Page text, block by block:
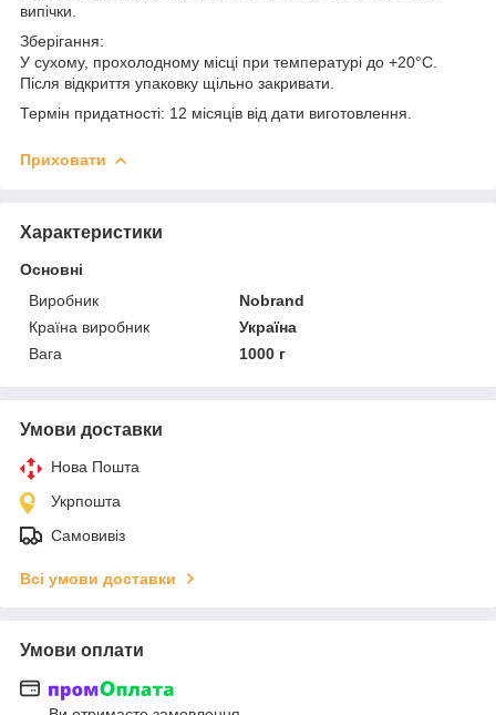
випічки.
Зберігання:
У сухому, прохолодному місці при температурі до +20°C.
Після відкриття упаковку щільно закривати.
Термін придатності: 12 місяців від дати виготовлення.
Приховати
Характеристики
Основні
Виробник
Nobrand
Країна виробник
Україна
Вага
1000 г
Умови доставки
Нова Пошта
Укрпошта
Самовивіз
Всі умови доставки
Умови оплати